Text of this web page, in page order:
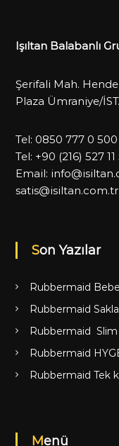
Işıltan Balabanlı
Şerifali Mah.
Plaza Ümraniye/
Tel: 0850 777 0 500
Tel: +90 (216) 527 11
Email:
satis@isiltan.com.tr
Son Yazılar
Rubbermaid
Rubbermaid
Rubbermaid
Rubbermaid
Rubbermaid Tek
Menü